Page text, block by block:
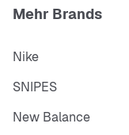
Mehr Brands
Nike
SNIPES
New Balance